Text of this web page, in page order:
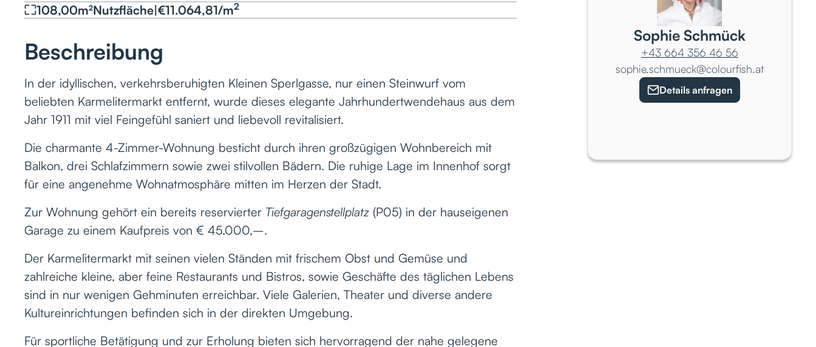
108,00m²Nutzfläche|€11.064,81/m2
Beschreibung
In der idyllischen, verkehrsberuhigten Kleinen Sperlgasse, nur einen Steinwurf vom
beliebten Karmelitermarkt entfernt, wurde dieses elegante Jahrhundertwendehaus aus dem
Jahr 1911 mit viel Feingefühl saniert und liebevoll revitalisiert.
Die charmante 4-Zimmer-Wohnung besticht durch ihren großzügigen Wohnbereich mit
Balkon, drei Schlafzimmern sowie zwei stilvollen Bädern. Die ruhige Lage im Innenhof sorgt
für eine angenehme Wohnatmosphäre mitten im Herzen der Stadt.
Zur Wohnung gehört ein bereits reservierter Tiefgaragenstellplatz (P05) in der hauseigenen
Garage zu einem Kaufpreis von € 45.000,–.
Der Karmelitermarkt mit seinen vielen Ständen mit frischem Obst und Gemüse und
zahlreiche kleine, aber feine Restaurants und Bistros, sowie Geschäfte des täglichen Lebens
sind in nur wenigen Gehminuten erreichbar. Viele Galerien, Theater und diverse andere
Kultureinrichtungen befinden sich in der direkten Umgebung.
Für sportliche Betätigung und zur Erholung bieten sich hervorragend der nahe gelegene
Sophie Schmück
+43 664 356 46 56
sophie.schmueck@colourfish.at
Details anfragen